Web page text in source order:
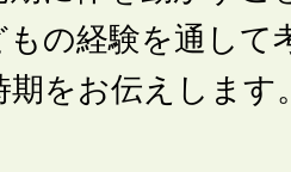
もの経験を通して
期をお伝えします